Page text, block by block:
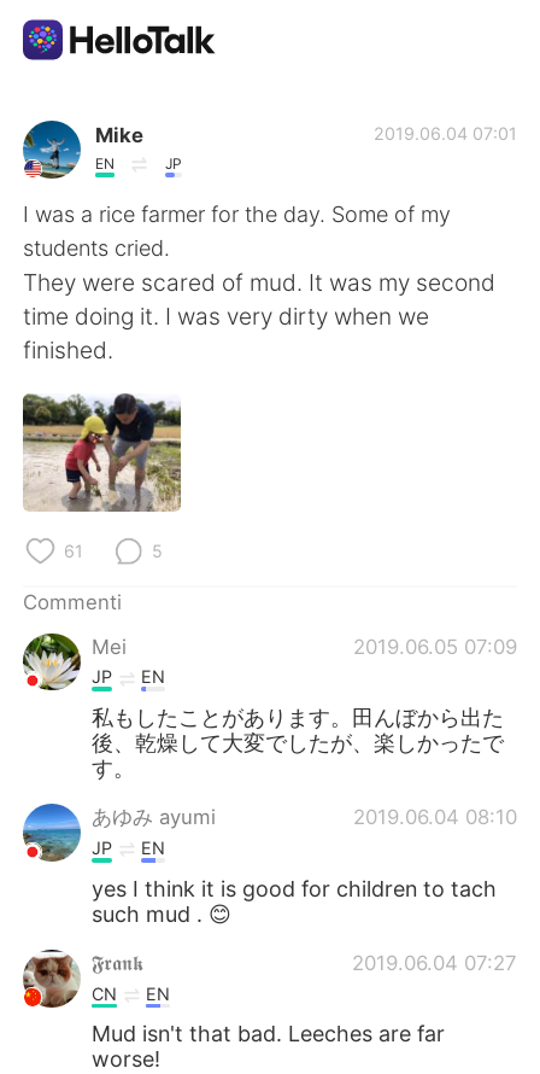
App di scambio linguistico
AI Grammar Checker
Italiano
English
繁體中文
العربية
Deutsch
한국어
ไทย
Türkçe Tiếng Việt
Mike
EN JP
2019.06.04 07:01
I was a rice farmer for the day. Some of my
students cried.
They were scared of mud. It was my second
time doing it. I was very dirty when we
finished.
61 5
Commenti
Mei
2019.06.05 07:09
JP EN
私もしたことがあります。田んぼから出た
後、乾燥して大変でしたが、楽しかったで
す。
あゆみ ayumi 2019.06.04 08:10
JP EN
yes I think it is good for children to tach
such mud . 😊
𝕱𝖗𝖆𝖓𝖐 2019.06.04 07:27
CN EN
Mud isn't that bad. Leeches are far
worse!